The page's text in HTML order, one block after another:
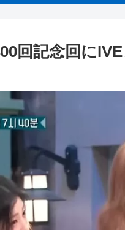
回記念回に